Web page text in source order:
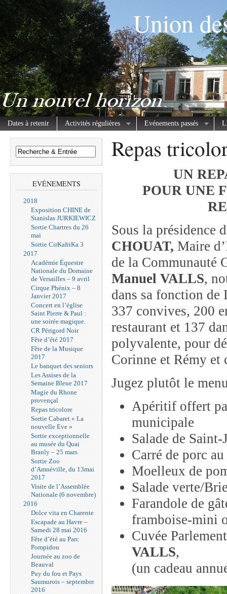
Union
Dates à retenir Activités régulières Evénements passés
EVÉNEMENTS
2018
Exposition CHINE de
Stanislas JURKIEWICZ
Sortie Chartres du 26
mai
Sortie CirKafriKa 3
2017
Académie Équestre
Nationale du Domaine
de Versailles – 9 avril
Cirque Phénix – 8
Janvier 2017
Concert en l’église
Saint Pierre & Paul :
une soirée magique.
CR Périgord Noir
Fête d’été 2017
Fête de la Musique
2017
Le banquet des seniors
Les Assises de la
Semaine Bleue 2017
Magie du Rhone
provençal
Repas tricolore
Sortie Cabaret « La
nouvelle Eve »
Sortie exceptionnelle
au musée du Quai
Branly – 25 mars
Sortie Zoo
d’Amnéville, du 13mai
2017
Visite de l’Assemblée
Nationale (6 novembre)
2016
Dolce vita en Charente
Escapade au Havre –
Samedi 28 mai 2016
Fête d’été au Parc
Pompidou
Journée au zoo de
Beauval
Puy du fou et Pays
Saumurois – septembre
2016
Repas
UN
POUR UNE
Sous la présidence
CHOUAT, Maire
de la Communauté
Manuel VALLS,
dans sa fonction de
337 convives, 200
restaurant et 137
polyvalente, pour
Corinne et Rémy et
Jugez plutôt le
Apéritif offert
municipale
Salade de Saint-
Carré de porc
Moelleux de
Salade verte/
Farandole de
framboise-mini
Cuvée
VALLS,
(un cadeau